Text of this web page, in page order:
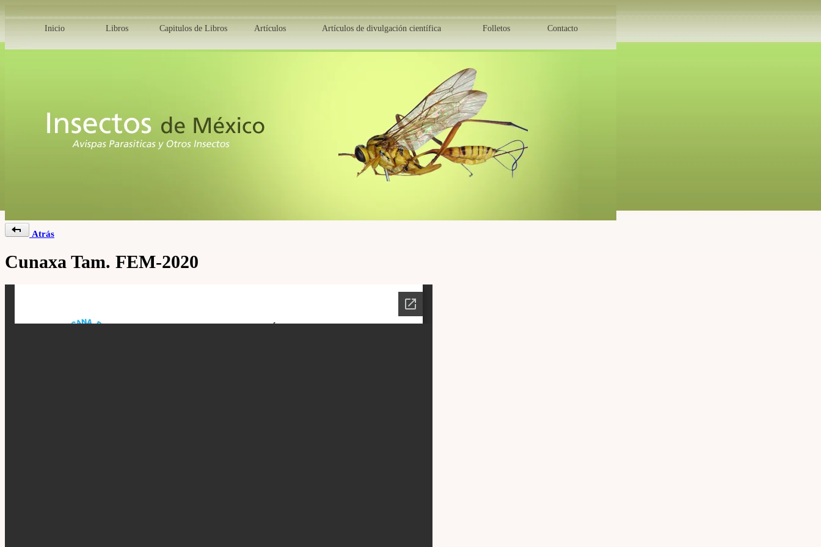
Inicio Libros Capitulos de Libros Artículos Artículos de divulgación científica Folletos Contacto
Atrás
Cunaxa Tam. FEM-2020